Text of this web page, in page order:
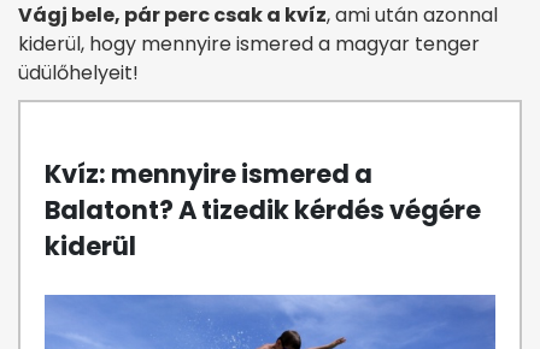
Vágj bele, pár perc csak a kvíz, ami után azonnal
kiderül, hogy mennyire ismered a magyar tenger
üdülőhelyeit!
Kvíz: mennyire ismered a
Balatont? A tizedik kérdés végére
kiderül